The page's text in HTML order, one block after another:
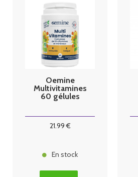
Oemine
Multivitamines
60 gélules
21.99€
En stock